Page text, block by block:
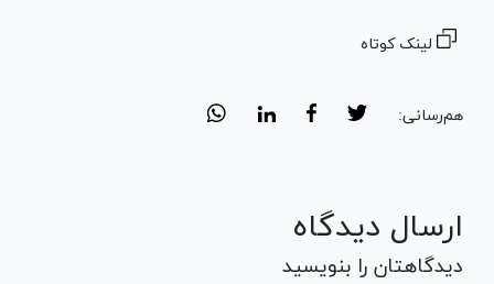
لینک کوتاه
هم‌رسانی:
ارسال دیدگاه
دیدگاهتان را بنویسید